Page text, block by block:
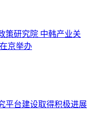
策研究院 中韩产业关
京举办
平台建设取得积极进展